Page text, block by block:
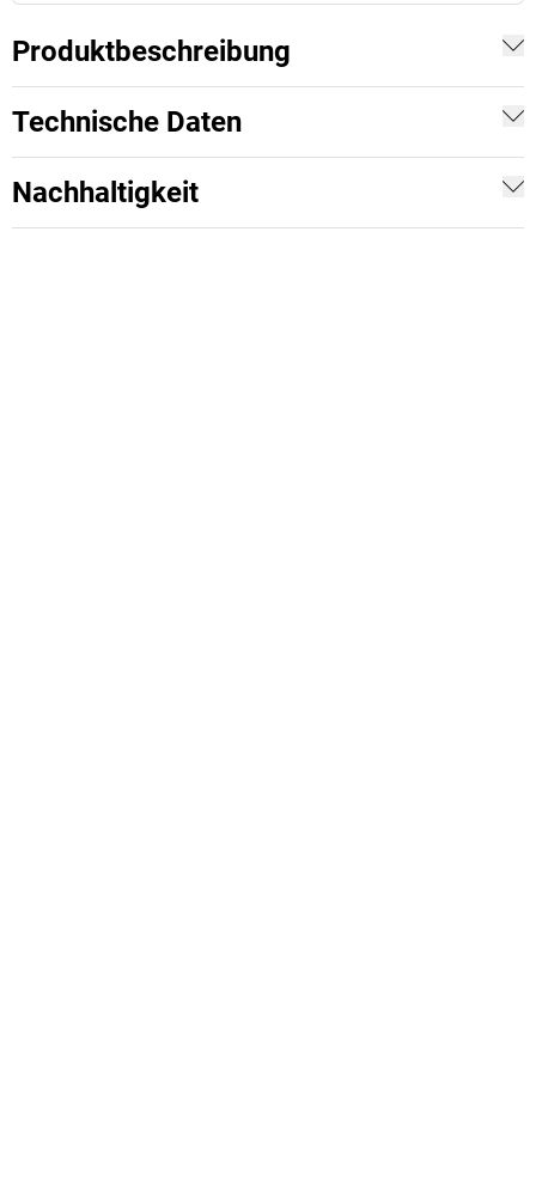
Produktbeschreibung
Technische Daten
Nachhaltigkeit